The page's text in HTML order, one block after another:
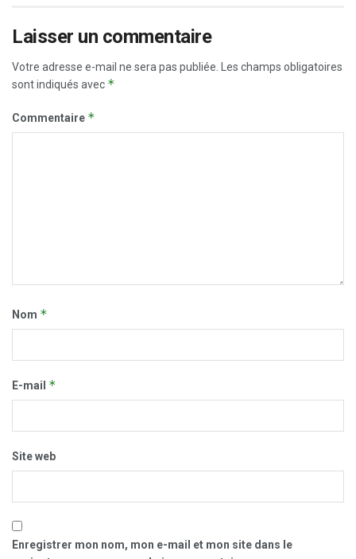
Laisser un commentaire
Votre adresse e-mail ne sera pas publiée.
Les champs obligatoires
sont indiqués avec *
Commentaire *
Nom *
E-mail *
Site web
Enregistrer mon nom, mon e-mail et mon site dans le